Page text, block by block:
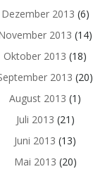
Dezember 2013 (6)
2013 (14)
Oktober 2013 (18)
2013 (20)
August 2013 (1)
Juli 2013 (21)
Juni 2013 (13)
Mai 2013 (20)